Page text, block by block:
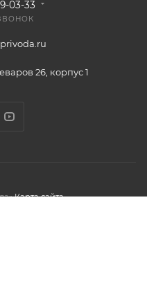
03-33
26, корпус 1
Карта сайта